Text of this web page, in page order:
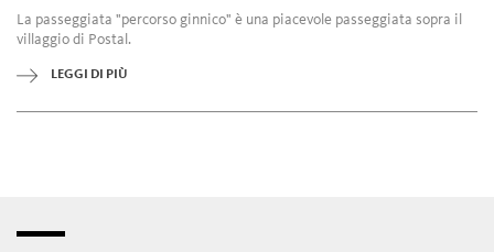
La passeggiata "percorso ginnico" è una piacevole passeggiata sopra il
villaggio di Postal.
LEGGI DI PIÙ